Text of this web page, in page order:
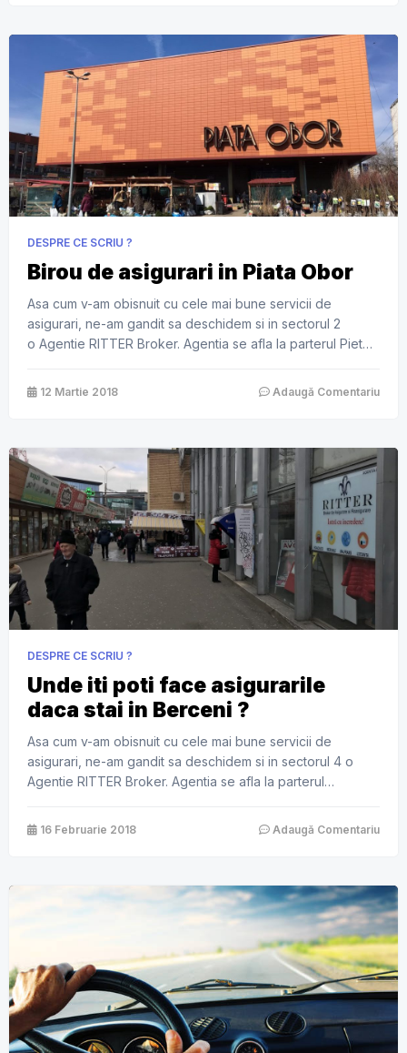
DESPRE CE SCRIU ?
Birou de asigurari in Piata Obor
Asa cum v-am obisnuit cu cele mai bune servicii de
asigurari, ne-am gandit sa deschidem si in sectorul 2
o Agentie RITTER Broker. Agentia se afla la parterul Pietei
grupul sanitar. RITTER � Broker intermediaza la aceasta
data toate tipurile de asigurari . Intre acestea, amintim
12 Martie 2018 Adaugă Comentariu
DESPRE CE SCRIU ?
Unde iti poti face asigurarile
daca stai in Berceni ?
Asa cum v-am obisnuit cu cele mai bune servicii de
asigurari, ne-am gandit sa deschidem si in sectorul 4 o
Agentie RITTER Broker. Agentia se afla la parterul
Berceni ” . Poti da de noi imediat dupa intrarea principala
in stanga langa geam. RITTER – Broker intermediaza […]
16 Februarie 2018 Adaugă Comentariu